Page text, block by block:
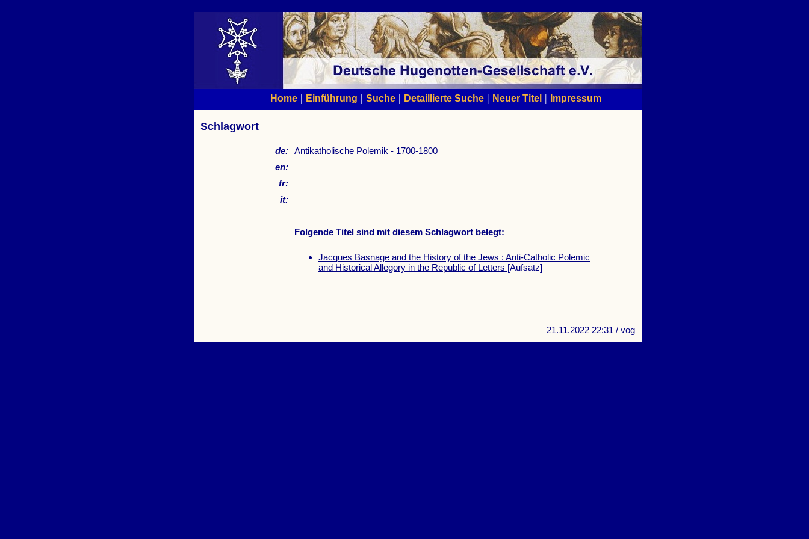
Home | Einführung | Suche | Detaillierte Suche | Neuer Titel | Impressum
Schlagwort
de: Antikatholische Polemik - 1700-1800
en:
fr:
it:
Folgende Titel sind mit diesem Schlagwort belegt:
Jacques Basnage and the History of the Jews : Anti-Catholic Polemic
and Historical Allegory in the Republic of Letters [Aufsatz]
21.11.2022 22:31 / vog